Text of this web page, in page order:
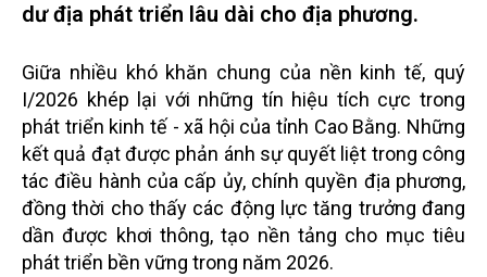
dư địa phát triển lâu dài cho địa phương.
Giữa nhiều khó khăn chung của nền kinh tế, quý
I/2026 khép lại với những tín hiệu tích cực trong
phát triển kinh tế - xã hội của tỉnh Cao Bằng. Những
kết quả đạt được phản ánh sự quyết liệt trong công
tác điều hành của cấp ủy, chính quyền địa phương,
đồng thời cho thấy các động lực tăng trưởng đang
dần được khơi thông, tạo nền tảng cho mục tiêu
phát triển bền vững trong năm 2026.